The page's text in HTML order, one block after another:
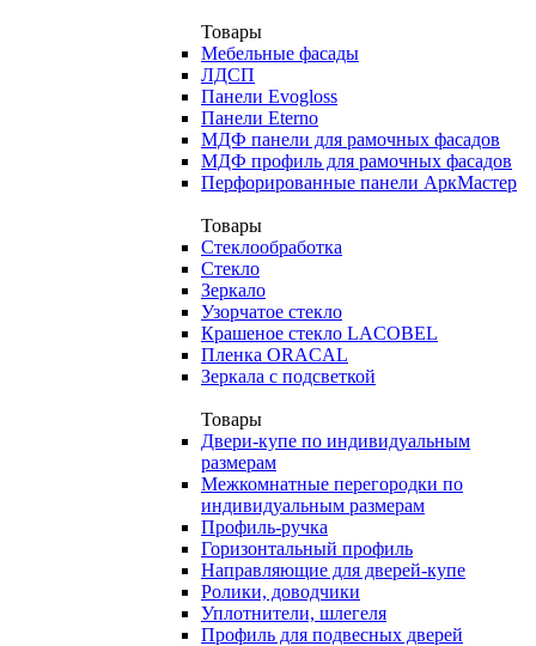
Товары
Мебельные фасады
ЛДСП
Панели Evogloss
Панели Eterno
МДФ панели для рамочных фасадов
МДФ профиль для рамочных фасадов
Перфорированные панели АркМастер
Товары
Стеклообработка
Стекло
Зеркало
Узорчатое стекло
Крашеное стекло LACOBEL
Пленка ORACAL
Зеркала с подсветкой
Товары
Двери-купе по индивидуальным
размерам
Межкомнатные перегородки по
индивидуальным размерам
Профиль-ручка
Горизонтальный профиль
Направляющие для дверей-купе
Ролики, доводчики
Уплотнители, шлегеля
Профиль для подвесных дверей